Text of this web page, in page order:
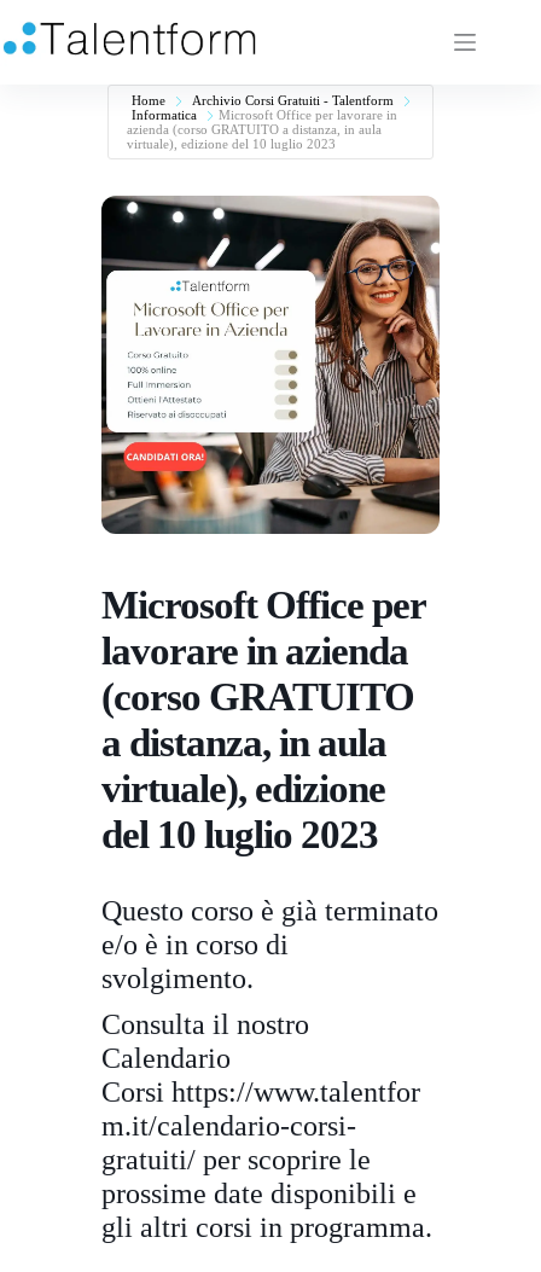
Home
Archivio Corsi Gratuiti - Talentform
Informatica
Microsoft Office per lavorare in
azienda (corso GRATUITO a distanza, in aula
virtuale), edizione del 10 luglio 2023
Microsoft Office per
lavorare in azienda
(corso GRATUITO
a distanza, in aula
virtuale), edizione
del 10 luglio 2023
Questo corso è già terminato
e/o è in corso di
svolgimento.
Consulta il nostro
Calendario
Corsi https://www.talentfor
m.it/calendario-corsi-
gratuiti/ per scoprire le
prossime date disponibili e
gli altri corsi in programma.